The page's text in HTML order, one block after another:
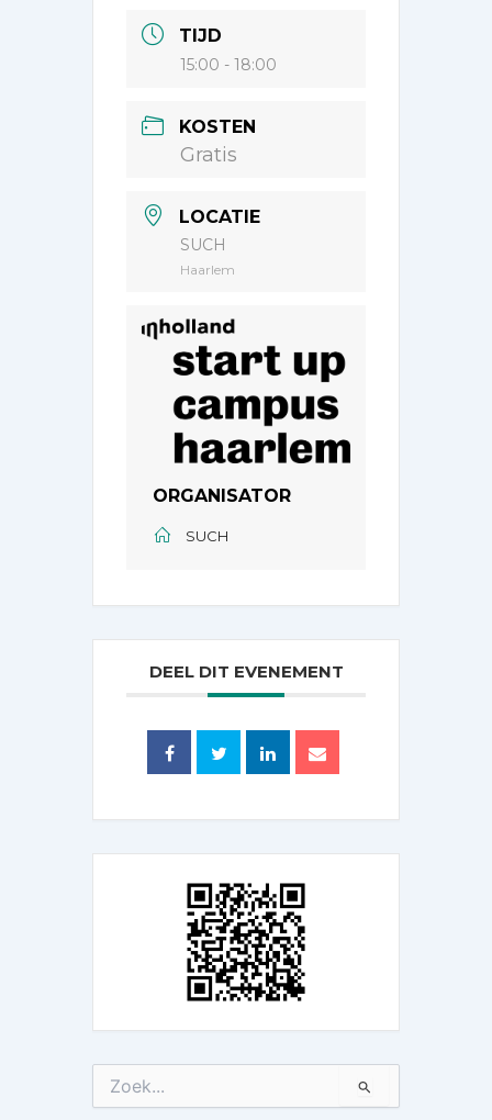
TIJD
15:00 - 18:00
KOSTEN
Gratis
LOCATIE
SUCH
Haarlem
ORGANISATOR
SUCH
DEEL DIT EVENEMENT
naar: